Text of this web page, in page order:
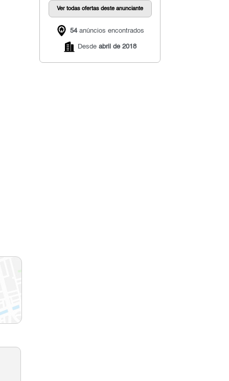
Ver todas ofertas deste anunciante
54anúncios encontrados
Desdeabril de 2018